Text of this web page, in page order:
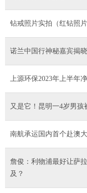
钻戒照片实拍（红钻照片
诺兰中国行神秘嘉宾揭
上源环保2023年上半年
又是它！昆明一4岁男孩
南航承运国内首个赴澳
詹俊：利物浦最好让萨
及？